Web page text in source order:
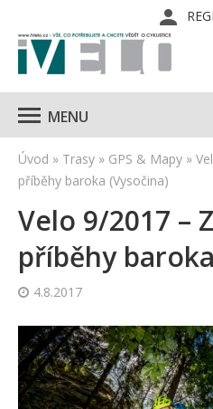
MENU
Úvod » Trasy » GPS & Mapy »
příběhy baroka (Vysočina)
Velo 9/2017 –
příběhy
4.8.2017